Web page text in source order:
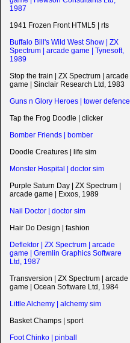
1987
1941 Frozen Front HTML5 | rts
Buffalo Bill's Wild West Show | ZX
Spectrum | arcade game | Tynesoft,
1989
Stop the train | ZX Spectrum | arcade
game | Sinclair Research Ltd, 1983
Guns n Glory Heroes | tower defence
Tap the Frog Doodle | clicker
Bomber Friends | bomber
Doodle Creatures | life sim
Monster Hospital | doctor sim
Purple Saturn Day | ZX Spectrum |
arcade game | Exxos, 1989
Nail Doctor | doctor sim
Hair Do Design | fashion
Deflektor | ZX Spectrum | arcade
game | Gremlin Graphics Software
Ltd, 1987
Transversion | ZX Spectrum | arcade
game | Ocean Software Ltd, 1984
Little Alchemy | alchemy sim
Basket Champs | sport
Foot Chinko | pinball